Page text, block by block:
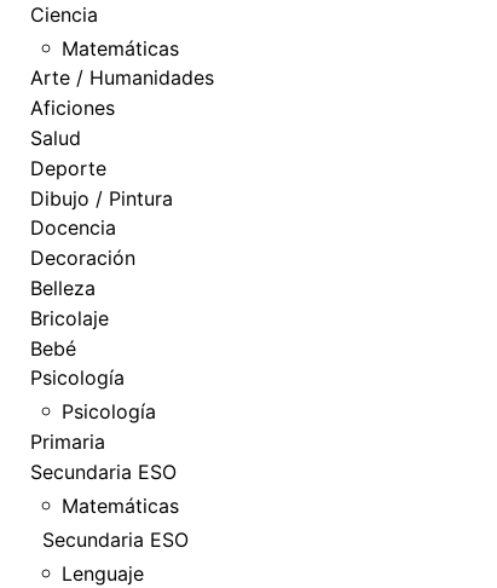
Ciencia
Matemáticas
Arte / Humanidades
Aficiones
Salud
Deporte
Dibujo / Pintura
Docencia
Decoración
Belleza
Bricolaje
Bebé
Psicología
Psicología
Primaria
Secundaria ESO
Matemáticas
Secundaria ESO
Lenguaje